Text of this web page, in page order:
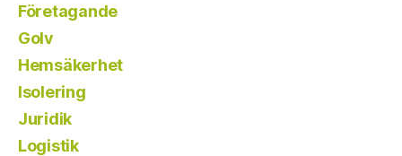
Företagande
Golv
Hemsäkerhet
Isolering
Juridik
Logistik